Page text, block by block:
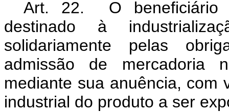
Art. 22. O beneficiário
destinado à
solidariamente pelas
admissão de mercadoria
mediante sua anuência, com
industrial do produto a ser